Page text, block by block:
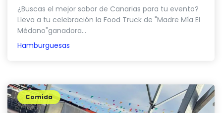
¿Buscas el mejor sabor de Canarias para tu evento?
Lleva a tu celebración la Food Truck de "Madre Mía El
Médano"ganadora...
Hamburguesas
Comida